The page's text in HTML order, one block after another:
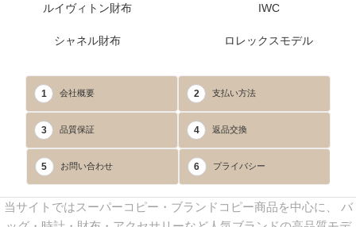
ルイヴィトン財布
シャネル財布
IWC
ロレックスモデル
1 会社概要 2 支払い方法
3 品質保証 4 返品交換
5 お問い合わせ 6 プライバシー
当サイトではスーパーコピー・ブランドコピー商品を中心に、 バ